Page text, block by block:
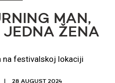
MAN,
JEDNA ŽENA
na festivalskoj lokaciji
28 AUGUST 2024